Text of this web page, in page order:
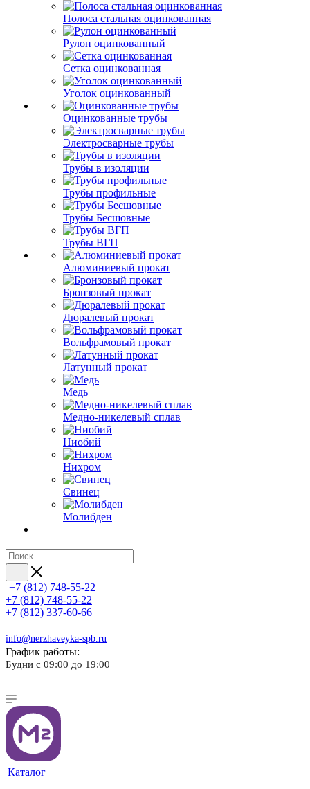
Полоса стальная оцинкованная
Рулон оцинкованный
Сетка оцинкованная
Уголок оцинкованный
Оцинкованные трубы
Электросварные трубы
Трубы в изоляции
Трубы профильные
Трубы Бесшовные
Трубы ВГП
Алюминиевый прокат
Бронзовый прокат
Дюралевый прокат
Вольфрамовый прокат
Латунный прокат
Медь
Медно-никелевый сплав
Ниобий
Нихром
Свинец
Молибден
+7 (812) 748-55-22
+7 (812) 748-55-22
+7 (812) 337-60-66
info@nerzhaveyka-spb.ru
График работы:
Будни с 09:00 до 19:00
Каталог